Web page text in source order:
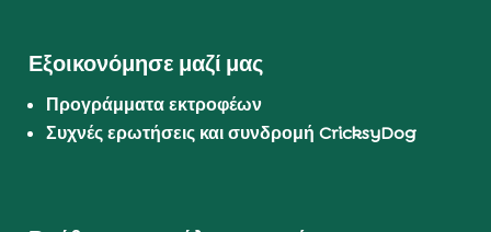
Εξοικονόμησε μαζί μας
Προγράμματα εκτροφέων
Συχνές ερωτήσεις και συνδρομή CricksyDog